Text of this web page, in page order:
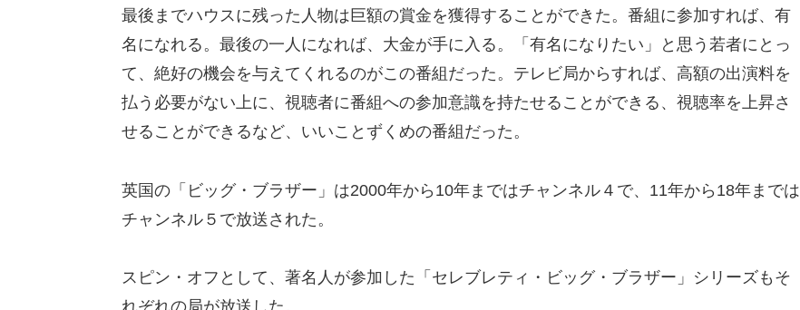
最後までハウスに残った人物は巨額の賞金を獲得することができた。番組に参加すれば、有
名になれる。最後の一人になれば、大金が手に入る。「有名になりたい」と思う若者にとっ
て、絶好の機会を与えてくれるのがこの番組だった。テレビ局からすれば、高額の出演料を
払う必要がない上に、視聴者に番組への参加意識を持たせることができる、視聴率を上昇さ
せることができるなど、いいことずくめの番組だった。
英国の「ビッグ・ブラザー」は2000年から10年まではチャンネル４で、11年から18年までは
チャンネル５で放送された。
スピン・オフとして、著名人が参加した「セレブレティ・ビッグ・ブラザー」シリーズもそ